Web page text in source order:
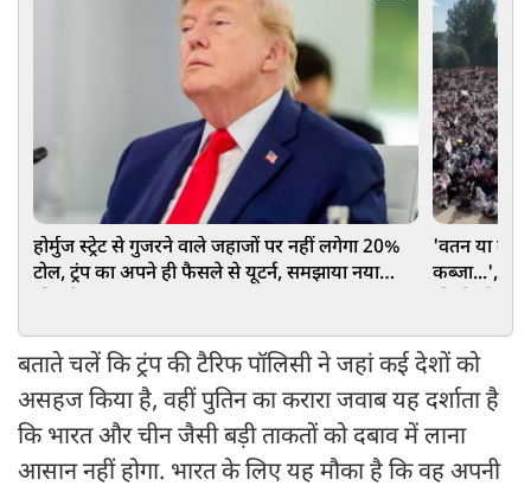
होर्मुज स्‍ट्रेट से गुजरने वाले जहाजों पर नहीं लगेगा 20%
टोल, ट्रंप का अपने ही फैसले से यूटर्न, समझाया नया
'वतन या
कब्जा...',
बताते चलें कि ट्रंप की टैरिफ पॉलिसी ने जहां कई देशों को
असहज किया है, वहीं पुतिन का करारा जवाब यह दर्शाता है
कि भारत और चीन जैसी बड़ी ताकतों को दबाव में लाना
आसान नहीं होगा. भारत के लिए यह मौका है कि वह अपनी